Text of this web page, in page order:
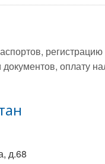
оплату
д.68